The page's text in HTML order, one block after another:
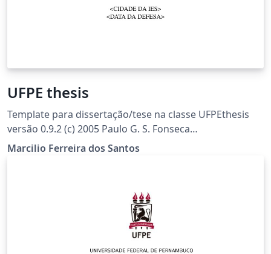
UFPE thesis
Template para dissertação/tese na classe UFPEthesis
versão 0.9.2 (c) 2005 Paulo G. S. Fonseca
www.cin.ufpe.br/~paguso/ufpethesis
Marcilio Ferreira dos Santos